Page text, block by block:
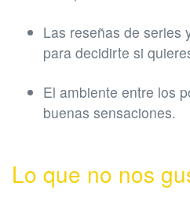
Las reseñas de series
para decidirte si
El ambiente entre los
buenas sensaciones.
Lo que no nos